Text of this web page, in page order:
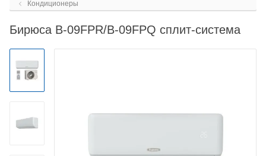
Кондиционеры
Бирюса B-09FPR/B-09FPQ сплит-система